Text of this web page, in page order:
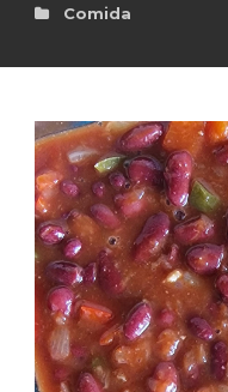
Comida